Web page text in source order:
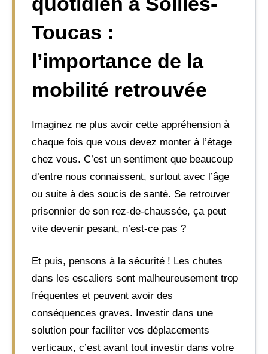
Toucas :
l’importance de la
mobilité retrouvée
Imaginez ne plus avoir cette appréhension à
chaque fois que vous devez monter à l’étage
chez vous. C’est un sentiment que beaucoup
d’entre nous connaissent, surtout avec l’âge
ou suite à des soucis de santé. Se retrouver
prisonnier de son rez-de-chaussée, ça peut
vite devenir pesant, n’est-ce pas ?
Et puis, pensons à la sécurité ! Les chutes
dans les escaliers sont malheureusement trop
fréquentes et peuvent avoir des
conséquences graves. Investir dans une
solution pour faciliter vos déplacements
verticaux, c’est avant tout investir dans votre